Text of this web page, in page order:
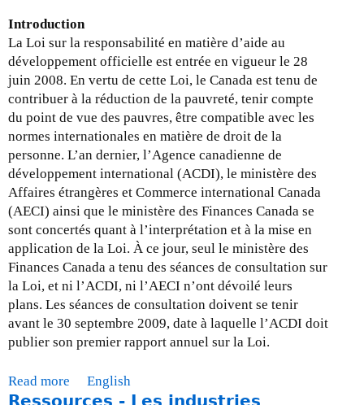
e
à
j
o
u
r
-
l
e
3
0
o
c
t
o
b
r
e
Introduction
La Loi sur la responsabilité en matière d’aide au
développement officielle est entrée en vigueur le 28
juin 2008. En vertu de cette Loi, le Canada est tenu de
contribuer à la réduction de la pauvreté, tenir compte
du point de vue des pauvres, être compatible avec les
normes internationales en matière de droit de la
personne. L’an dernier, l’Agence canadienne de
développement international (ACDI), le ministère des
Affaires étrangères et Commerce international Canada
(AECI) ainsi que le ministère des Finances Canada se
sont concertés quant à l’interprétation et à la mise en
application de la Loi. À ce jour, seul le ministère des
Finances Canada a tenu des séances de consultation sur
la Loi, et ni l’ACDI, ni l’AECI n’ont dévoilé leurs
plans. Les séances de consultation doivent se tenir
avant le 30 septembre 2009, date à laquelle l’ACDI doit
publier son premier rapport annuel sur la Loi.
Read more
b
English
Ressources - Les industries